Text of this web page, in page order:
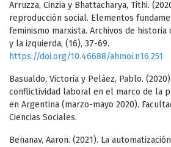
Arruzza, Cinzia y Bhattacharya, Tithi.
reproducción social. Elementos
feminismo marxista. Archivos de
y la izquierda, (16), 37-69.
https://doi.org/10.46688/ahmoi.n16.251
Basualdo, Victoria y Peláez, Pablo.
conflictividad laboral en el marco de la
en Argentina (marzo-mayo 2020).
Ciencias Sociales.
Benanav, Aaron. (2021). La